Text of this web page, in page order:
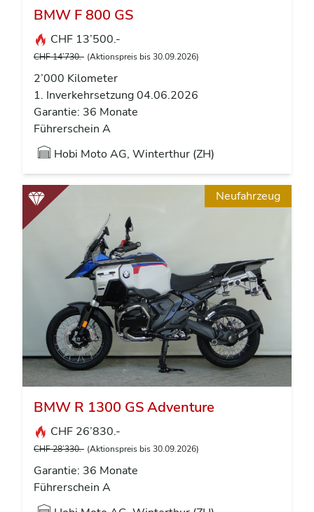
BMW F 800 GS
CHF 13’500.-
CHF 14’730.- (Aktionspreis bis 30.09.2026)
2’000 Kilometer
1. Inverkehrsetzung 04.06.2026
Garantie: 36 Monate
Führerschein A
Hobi Moto AG, Winterthur (ZH)
Neufahrzeug
BMW R 1300 GS Adventure
CHF 26’830.-
CHF 28’330.- (Aktionspreis bis 30.09.2026)
Garantie: 36 Monate
Führerschein A